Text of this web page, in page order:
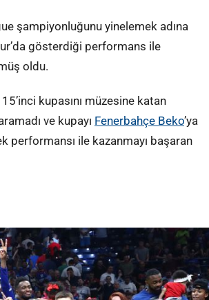
şampiyonluğunu yinelemek adına
gösterdiği performans ile
oldu.
kupasını müzesine katan
ve kupayı Fenerbahçe Beko’ya
performansı ile kazanmayı başaran